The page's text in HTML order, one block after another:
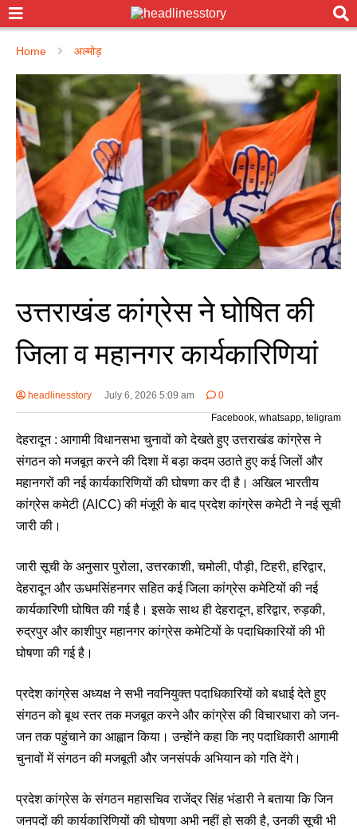
Home अल्मोड़
उत्तराखंड कांग्रेस ने घोषित की
जिला व महानगर कार्यकारिणियां
headlinesstory July 6, 2026 5:09 am
0
Facebook, whatsapp, teligram
देहरादून : आगामी विधानसभा चुनावों को देखते हुए उत्तराखंड कांग्रेस ने
संगठन को मजबूत करने की दिशा में बड़ा कदम उठाते हुए कई जिलों और
महानगरों की नई कार्यकारिणियों की घोषणा कर दी है। अखिल भारतीय
कांग्रेस कमेटी (AICC) की मंजूरी के बाद प्रदेश कांग्रेस कमेटी ने नई सूची
जारी की।
जारी सूची के अनुसार पुरोला, उत्तरकाशी, चमोली, पौड़ी, टिहरी, हरिद्वार,
देहरादून और ऊधमसिंहनगर सहित कई जिला कांग्रेस कमेटियों की नई
कार्यकारिणी घोषित की गई है। इसके साथ ही देहरादून, हरिद्वार, रुड़की,
रुद्रपुर और काशीपुर महानगर कांग्रेस कमेटियों के पदाधिकारियों की भी
घोषणा की गई है।
प्रदेश कांग्रेस अध्यक्ष ने सभी नवनियुक्त पदाधिकारियों को बधाई देते हुए
संगठन को बूथ स्तर तक मजबूत करने और कांग्रेस की विचारधारा को जन-
जन तक पहुंचाने का आह्वान किया। उन्होंने कहा कि नए पदाधिकारी आगामी
चुनावों में संगठन की मजबूती और जनसंपर्क अभियान को गति देंगे।
प्रदेश कांग्रेस के संगठन महासचिव राजेंद्र सिंह भंडारी ने बताया कि जिन
जनपदों की कार्यकारिणियों की घोषणा अभी नहीं हो सकी है, उनकी सूची भी